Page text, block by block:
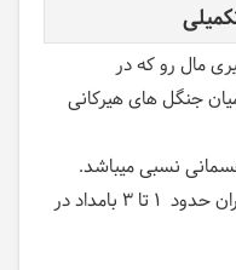
در مسیری مال رو که در
جنگل های هیرکانی
نسبی میباشد.
ساعت رسیدن به ایستگاه راه آهن تهران حدود 1 تا 3 بامداد در